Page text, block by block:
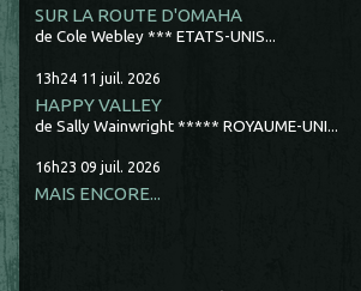
SUR LA ROUTE D'OMAHA
de Cole Webley *** ETATS-UNIS...
13h24 11 juil. 2026
HAPPY VALLEY
de Sally Wainwright ***** ROYAUME-UNI...
16h23 09 juil. 2026
MAIS ENCORE...